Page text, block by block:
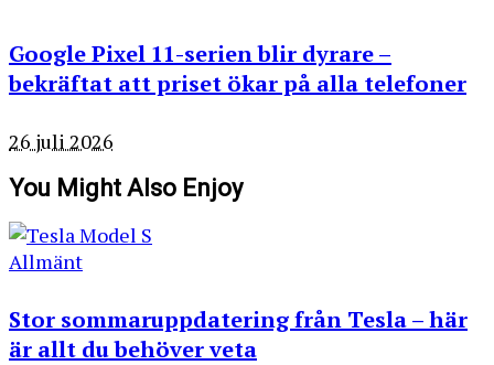
Google Pixel 11-serien blir dyrare –
bekräftat att priset ökar på alla telefoner
26 juli 2026
You Might Also Enjoy
Allmänt
Stor sommaruppdatering från Tesla – här
är allt du behöver veta